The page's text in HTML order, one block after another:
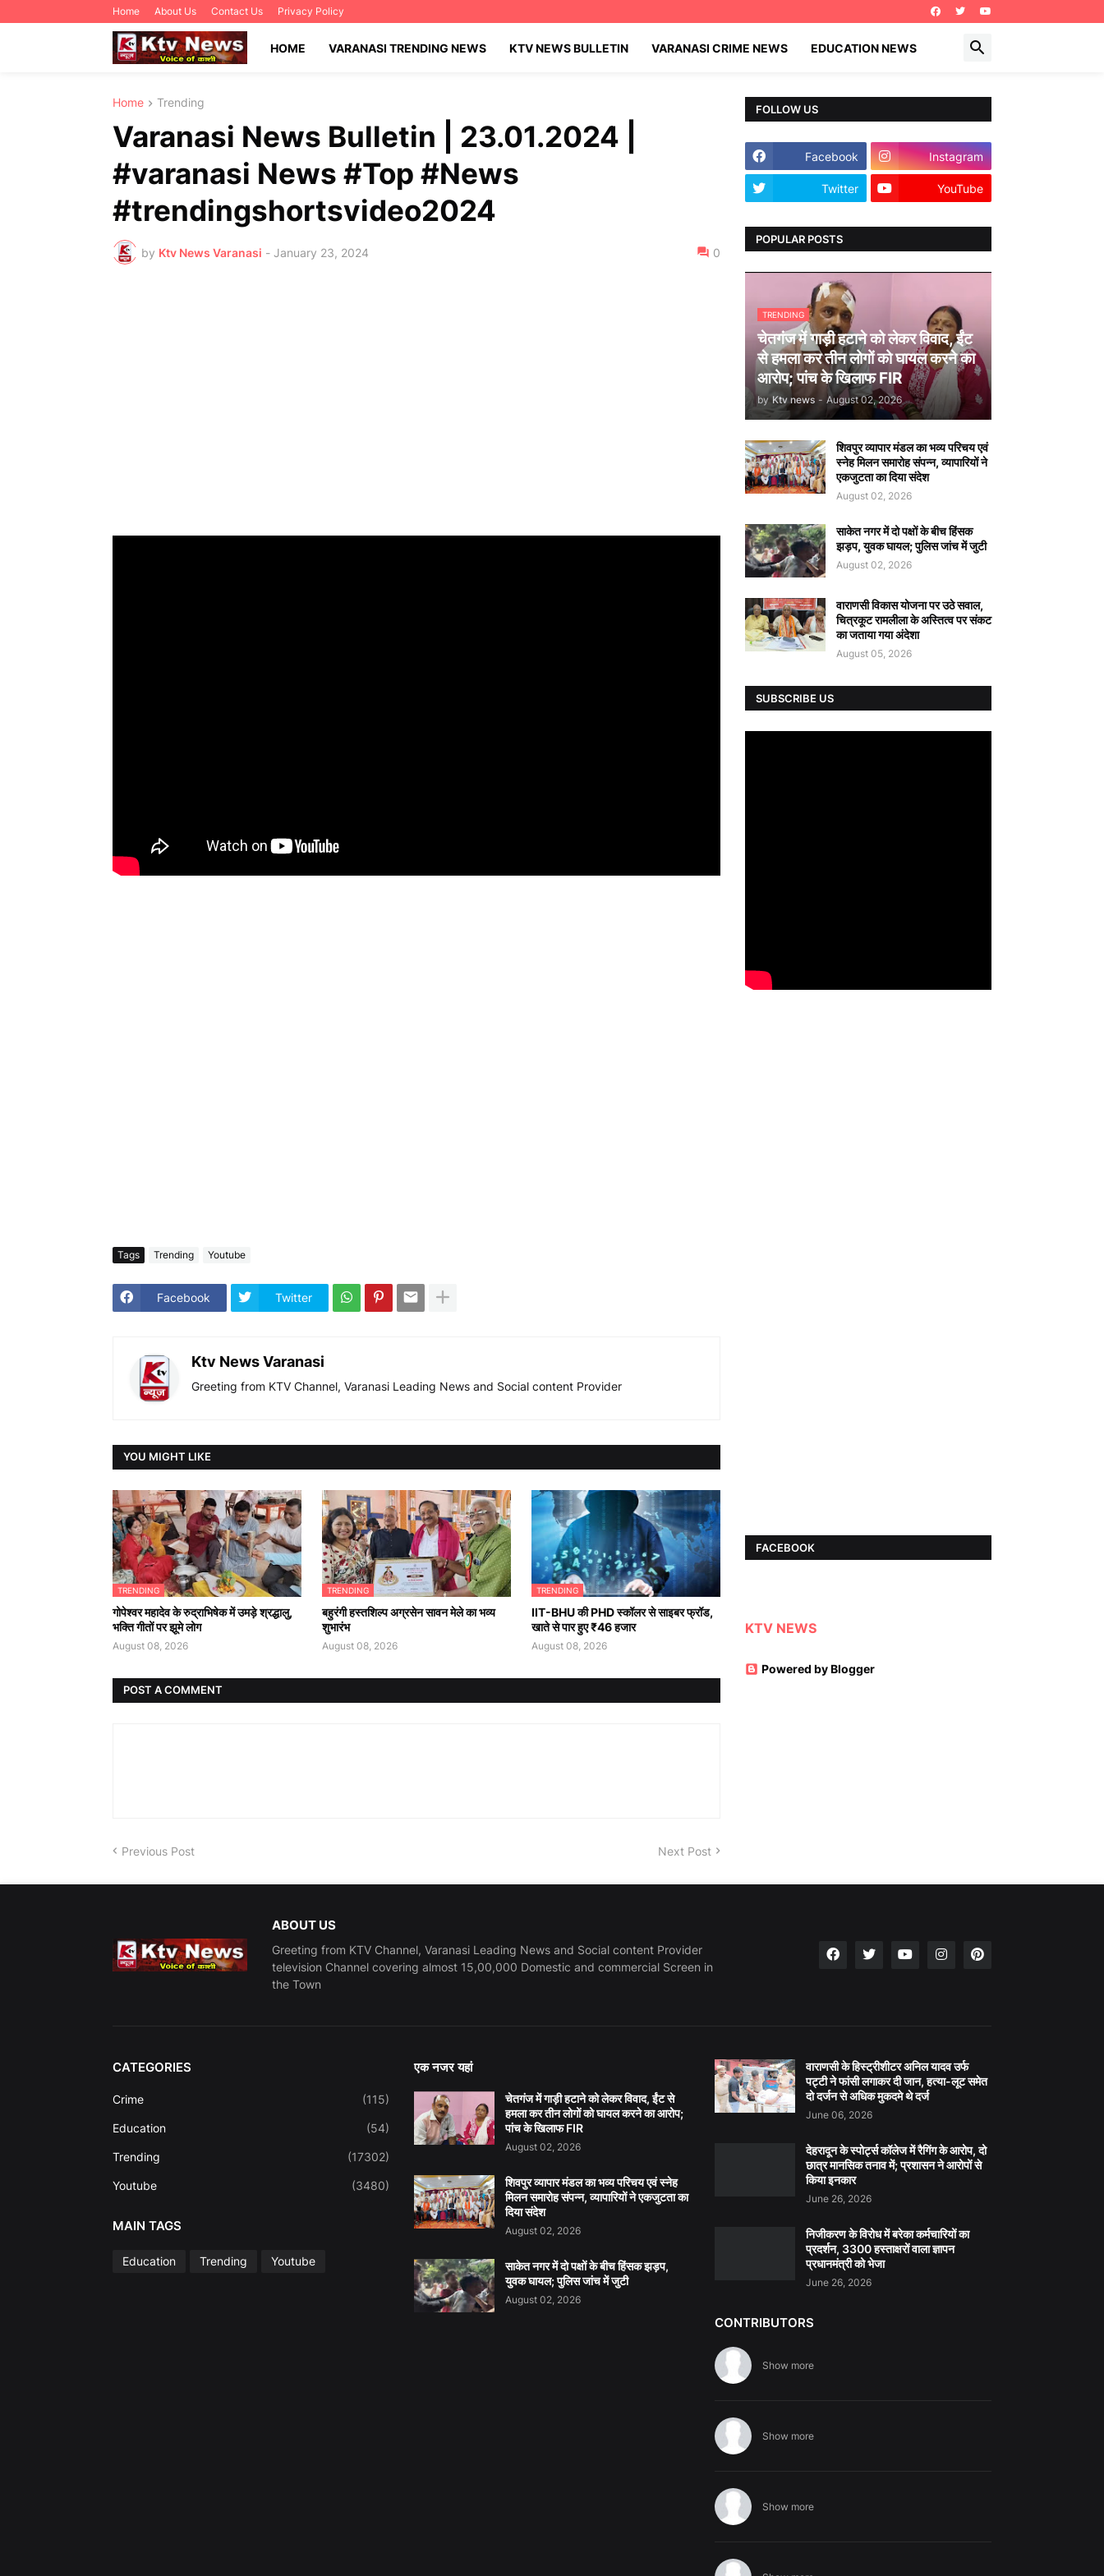
Home About Us Contact Us Privacy Policy
HOME VARANASI TRENDING NEWS KTV NEWS BULLETIN VARANASI CRIME NEWS EDUCATION NEWS
Home Trending
Varanasi News Bulletin | 23.01.2024 |
#varanasi News #Top #News
#trendingshortsvideo2024
by Ktv News Varanasi - January 23, 2024 0
Tags Trending Youtube
Facebook Twitter
Ktv News Varanasi
Greeting from KTV Channel, Varanasi Leading News and Social content Provider
YOU MIGHT LIKE
TRENDING
गोपेश्वर महादेव के रुद्राभिषेक में उमड़े श्रद्धालु,
भक्ति गीतों पर झूमे लोग
August 08, 2026
TRENDING
बहुरंगी हस्तशिल्प अग्रसेन सावन मेले का भव्य
शुभारंभ
August 08, 2026
TRENDING
IIT-BHU की PHD स्कॉलर से साइबर फ्रॉड,
खाते से पार हुए ₹46 हजार
August 08, 2026
POST A COMMENT
Previous Post Next Post
FOLLOW US
Facebook Instagram
Twitter YouTube
POPULAR POSTS
TRENDING
चेतगंज में गाड़ी हटाने को लेकर विवाद, ईंट
से हमला कर तीन लोगों को घायल करने का
आरोप; पांच के खिलाफ FIR
by Ktv news - August 02, 2026
शिवपुर व्यापार मंडल का भव्य परिचय एवं
स्नेह मिलन समारोह संपन्न, व्यापारियों ने
एकजुटता का दिया संदेश
August 02, 2026
साकेत नगर में दो पक्षों के बीच हिंसक
झड़प, युवक घायल; पुलिस जांच में जुटी
August 02, 2026
वाराणसी विकास योजना पर उठे सवाल,
चित्रकूट रामलीला के अस्तित्व पर संकट
का जताया गया अंदेशा
August 05, 2026
SUBSCRIBE US
FACEBOOK
KTV NEWS
Powered by Blogger
ABOUT US
Greeting from KTV Channel, Varanasi Leading News and Social content Provider
television Channel covering almost 15,00,000 Domestic and commercial Screen in
the Town
CATEGORIES
Crime (115)
Education (54)
Trending (17302)
Youtube (3480)
MAIN TAGS
Education Trending Youtube
एक नजर यहां
चेतगंज में गाड़ी हटाने को लेकर विवाद, ईंट से
हमला कर तीन लोगों को घायल करने का आरोप;
पांच के खिलाफ FIR
August 02, 2026
शिवपुर व्यापार मंडल का भव्य परिचय एवं स्नेह
मिलन समारोह संपन्न, व्यापारियों ने एकजुटता का
दिया संदेश
August 02, 2026
साकेत नगर में दो पक्षों के बीच हिंसक झड़प,
युवक घायल; पुलिस जांच में जुटी
August 02, 2026
वाराणसी के हिस्ट्रीशीटर अनिल यादव उर्फ
पट्टी ने फांसी लगाकर दी जान, हत्या-लूट समेत
दो दर्जन से अधिक मुकदमे थे दर्ज
June 06, 2026
देहरादून के स्पोर्ट्स कॉलेज में रैगिंग के आरोप, दो
छात्र मानसिक तनाव में; प्रशासन ने आरोपों से
किया इनकार
June 26, 2026
निजीकरण के विरोध में बरेका कर्मचारियों का
प्रदर्शन, 3300 हस्ताक्षरों वाला ज्ञापन
प्रधानमंत्री को भेजा
June 26, 2026
CONTRIBUTORS
Show more
Show more
Show more